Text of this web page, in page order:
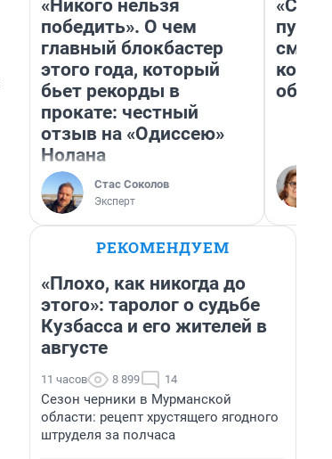
«Никого нельзя
победить». О чем
главный блокбастер
этого года, который
бьет рекорды в
прокате: честный
отзыв на «Одиссею»
Нолана
Стас Соколов
Эксперт
РЕКОМЕНДУЕМ
«Плохо, как никогда до
этого»: таролог о судьбе
Кузбасса и его жителей в
августе
11 часов 8 899 14
Сезон черники в Мурманской
области: рецепт хрустящего ягодного
штруделя за полчаса